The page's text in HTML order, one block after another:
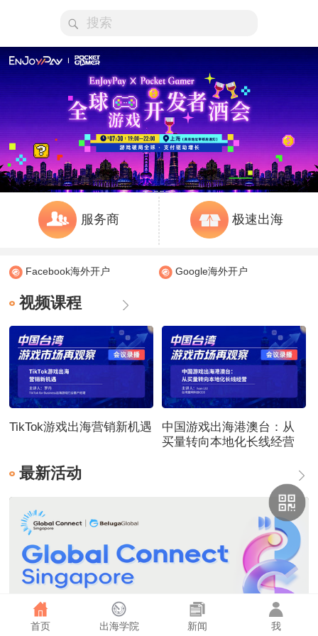
服务商 极速出海
Facebook海外开户 Google海外开户
视频课程
TikTok游戏出海营销新机遇
中国游戏出海港澳台：从
买量转向本地化长线经营
最新活动
首页 出海学院 新闻 我